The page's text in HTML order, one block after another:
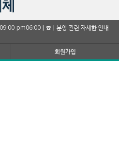
pm06:00ㅣ☎ㅣ분양 관련 자세한 안내
회원가입